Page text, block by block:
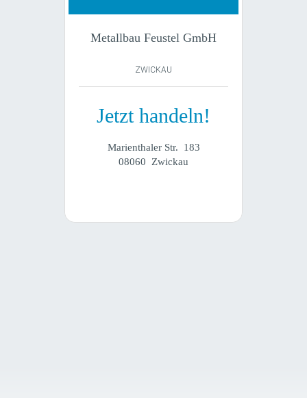
Metallbau Feustel GmbH
ZWICKAU
Jetzt handeln!
Marienthaler Str. 183
08060 Zwickau